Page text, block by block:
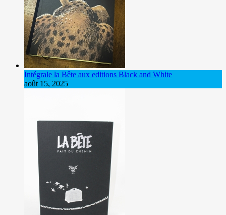
Intégrale la Bête aux editions Black and White
août 15, 2025